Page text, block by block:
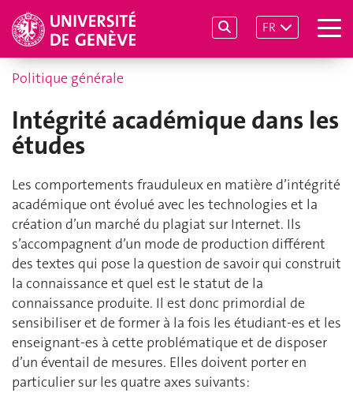
FR
Politique générale
Intégrité académique dans les
études
Les comportements frauduleux en matière d’intégrité
académique ont évolué avec les technologies et la
création d’un marché du plagiat sur Internet. Ils
s’accompagnent d’un mode de production différent
des textes qui pose la question de savoir qui construit
la connaissance et quel est le statut de la
connaissance produite. Il est donc primordial de
sensibiliser et de former à la fois les étudiant-es et les
enseignant-es à cette problématique et de disposer
d’un éventail de mesures. Elles doivent porter en
particulier sur les quatre axes suivants: